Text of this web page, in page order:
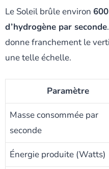
Le Soleil brûle environ
d’hydrogène par seconde
donne franchement le
une telle échelle.
Paramètre
Masse consommée par
seconde
Énergie produite (Watts)